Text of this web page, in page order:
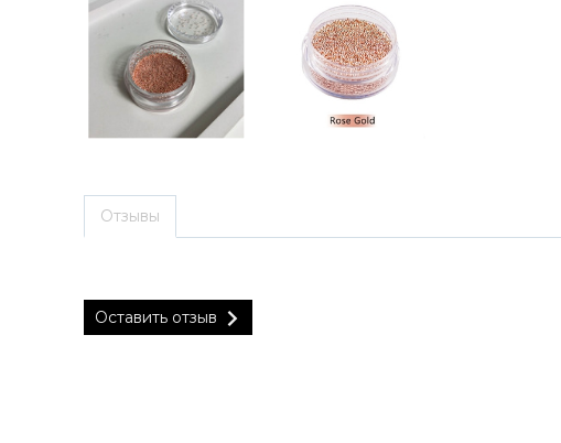
Отзывы
Оставить отзыв